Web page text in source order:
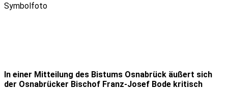
Symbolfoto
In einer Mitteilung des Bistums Osnabrück äußert sich
der Osnabrücker Bischof Franz-Josef Bode kritisch